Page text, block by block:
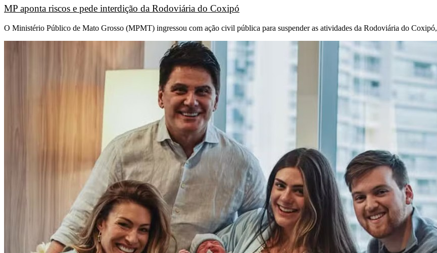
MP aponta riscos e pede interdição da Rodoviária do Coxipó
O Ministério Público de Mato Grosso (MPMT) ingressou com ação civil pública para suspender as atividades da Rodoviária do Coxipó,